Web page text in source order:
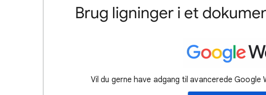
Brug ligninger i et
Vil du gerne have adgang til avancerede